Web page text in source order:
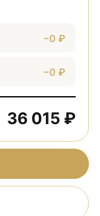
−0 ₽
−0 ₽
36 015 ₽